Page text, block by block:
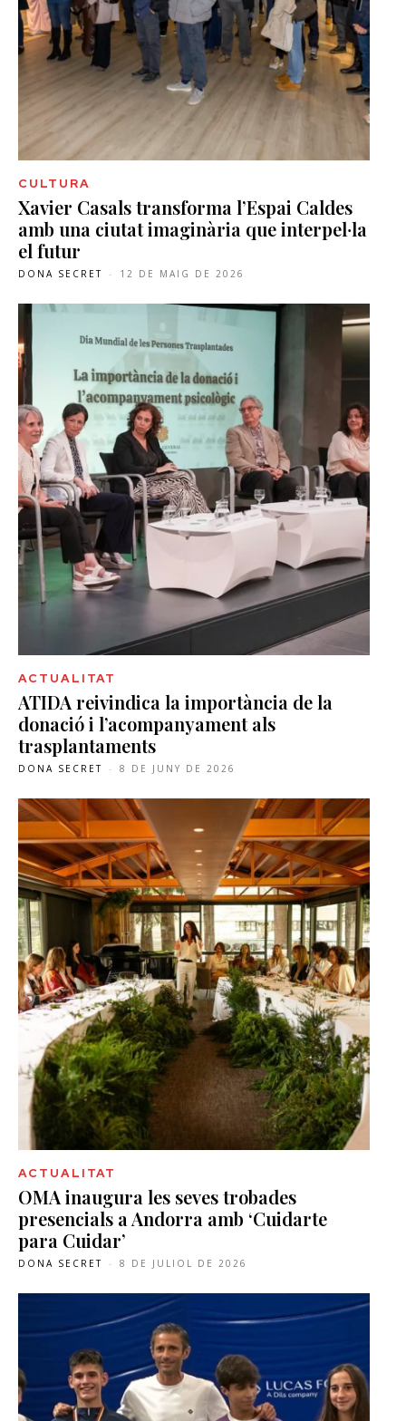
CULTURA
Xavier Casals transforma l’Espai Caldes
amb una ciutat imaginària que interpel·la
el futur
DONA SECRET - 12 DE MAIG DE 2026
ACTUALITAT
ATIDA reivindica la importància de la
donació i l’acompanyament als
trasplantaments
DONA SECRET - 8 DE JUNY DE 2026
ACTUALITAT
OMA inaugura les seves trobades
presencials a Andorra amb ‘Cuidarte
para Cuidar’
DONA SECRET - 8 DE JULIOL DE 2026